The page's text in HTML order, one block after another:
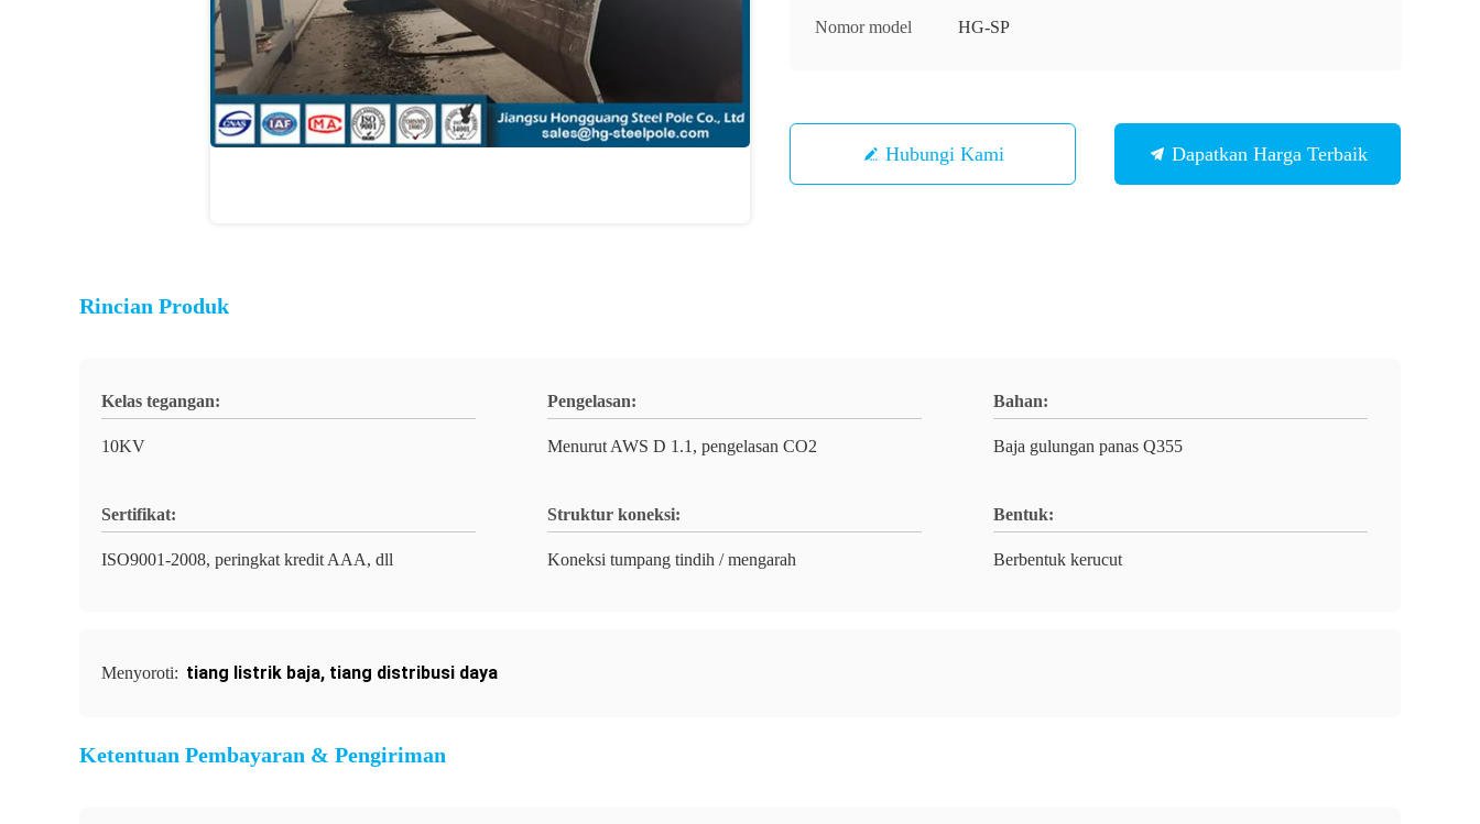
Nomor model HG-SP
Hubungi Kami Dapatkan Harga Terbaik
Rincian Produk
Kelas tegangan:
10KV
Pengelasan:
Menurut AWS D 1.1, pengelasan CO2
Bahan:
Baja gulungan panas Q355
Sertifikat:
ISO9001-2008, peringkat kredit AAA, dll
Struktur koneksi:
Koneksi tumpang tindih / mengarah
Bentuk:
Berbentuk kerucut
Menyoroti: tiang listrik baja, tiang distribusi daya
Ketentuan Pembayaran & Pengiriman